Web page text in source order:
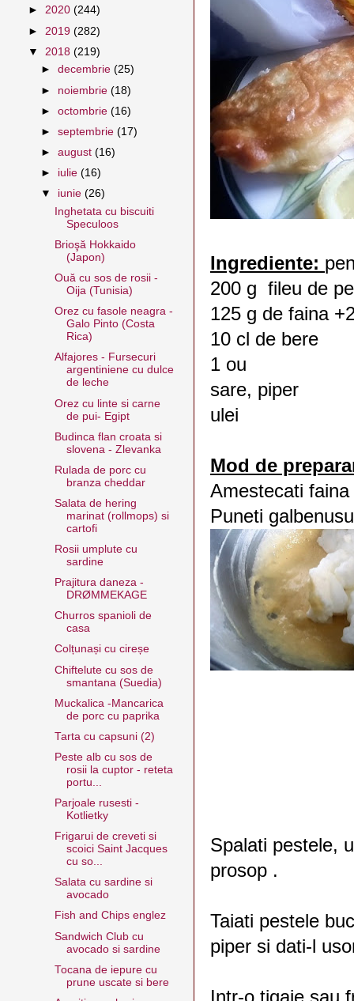
Ingrediente:
200 g fileu de
125 g de faina
10 cl de bere
1 ou
sare, piper
ulei
Mod de
Amestecati
Puneti
Spalati pestele,
prosop .
Taiati pestele
piper si dati-l
Intr-o tigaie sau
► 2020 (244)
► 2019 (282)
▼ 2018 (219)
►decembrie(25)
► noiembrie(18)
►octombrie(16)
►septembrie(17)
►august(16)
► iulie(16)
▼ iunie(26)
Inghetata cu biscuiti
Speculoos
Brioşă Hokkaido
(Japon)
Ouă cu sos de rosii -
Oija (Tunisia)
Orez cu fasole neagra -
Galo Pinto (Costa
Rica)
Alfajores - Fursecuri
argentiniene cu dulce
de leche
Orez cu linte si carne
de pui- Egipt
Budinca flan croata si
slovena - Zlevanka
Rulada de porc cu
branza cheddar
Salata de hering
marinat (rollmops) si
cartofi
Rosii umplute cu
sardine
Prajitura daneza -
DRØMMEKAGE
Churros spanioli de
casa
Colțunași cu cireșe
Chiftelute cu sos de
smantana (Suedia)
Muckalica -Mancarica
de porc cu paprika
Tarta cu capsuni (2)
Peste alb cu sos de
rosii la cuptor - reteta
portu...
Parjoale rusesti -
Kotlietky
Frigarui de creveti si
scoici Saint Jacques
cu so...
Salata cu sardine si
avocado
Fish and Chips englez
Sandwich Club cu
avocado si sardine
Tocana de iepure cu
prune uscate si bere